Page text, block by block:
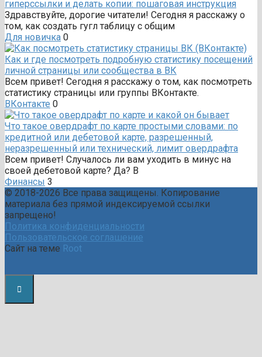
гиперссылки и делать копии: пошаговая инструкция
Здравствуйте, дорогие читатели! Сегодня я расскажу о
том, как создать гугл таблицу с общим
Для новичка 0
Как и где посмотреть подробную статистику посещений
личной страницы или сообщества в ВК
Всем привет! Сегодня я расскажу о том, как посмотреть
статистику страницы или группы ВКонтакте.
ВКонтакте 0
Что такое овердрафт по карте простыми словами: по
кредитной или дебетовой карте, разрешенный,
неразрешенный или технический, лимит овердрафта
Всем привет! Случалось ли вам уходить в минус на
своей дебетовой карте? Да? В
Финансы 3
© 2018-2026 Все права защищены. Копирование
материала без прямой индексируемой ссылки
запрещено!
Политика конфиденциальности
Пользовательское соглашение
Сайт на теме Root